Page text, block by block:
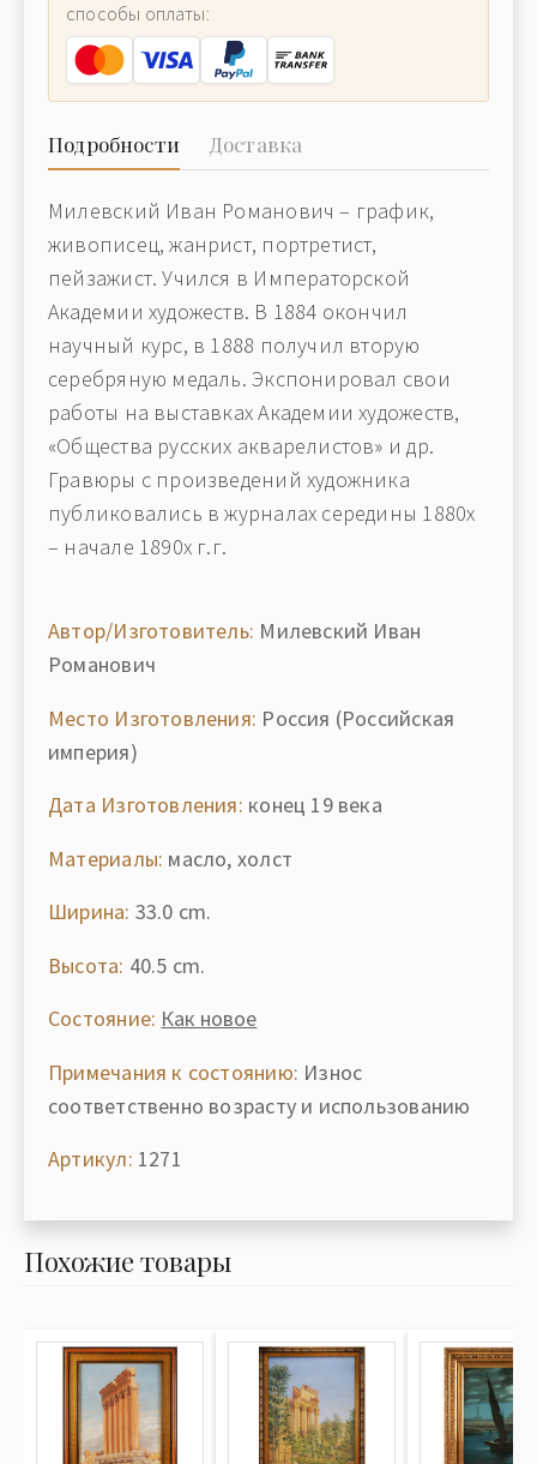
способы оплаты:
Подробности Доставка
Милевский Иван Романович – график,
живописец, жанрист, портретист,
пейзажист. Учился в Императорской
Академии художеств. В 1884 окончил
научный курс, в 1888 получил вторую
серебряную медаль. Экспонировал свои
работы на выставках Академии художеств,
«Общества русских акварелистов» и др.
Гравюры с произведений художника
публиковались в журналах середины 1880х
– начале 1890х г.г.
Автор/Изготовитель: Милевский Иван
Романович
Место Изготовления: Россия (Российская
империя)
Дата Изготовления: конец 19 века
Материалы: масло, холст
Ширина: 33.0 cm.
Высота: 40.5 cm.
Состояние: Как новое
Примечания к состоянию: Износ
соответственно возрасту и использованию
Артикул: 1271
Похожие товары